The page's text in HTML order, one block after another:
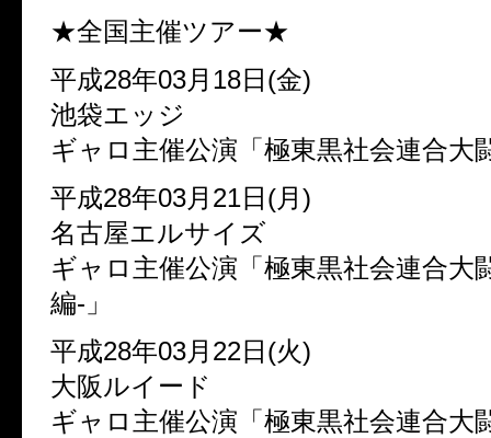
★全国主催ツアー★
平成28年03月18日(金)
池袋エッジ
ギャロ主催公演「極東黒社会連合大
平成28年03月21日(月)
名古屋エルサイズ
ギャロ主催公演「極東黒社会連合大
編-」
平成28年03月22日(火)
大阪ルイード
ギャロ主催公演「極東黒社会連合大